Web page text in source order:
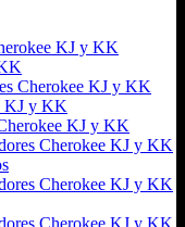
KJ y KK
Cherokee KJ y KK
KJ y KK
KJ y KK
Cherokee KJ y KK
Cherokee KJ y KK